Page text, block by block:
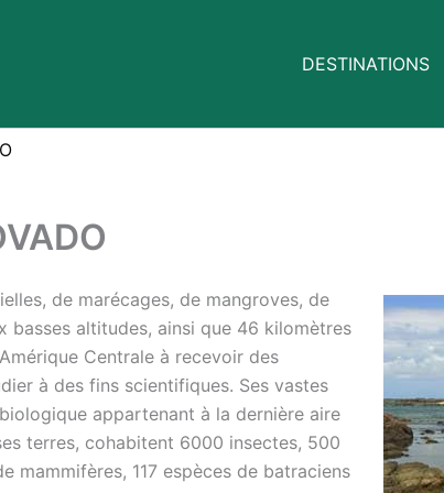
DESTINATIONS
de marécages, de mangroves, de
basses altitudes, ainsi que 46 kilomètres
Centrale à recevoir des
à des fins scientifiques. Ses vastes
appartenant à la dernière aire
terres, cohabitent 6000 insectes, 500
mammifères, 117 espèces de batraciens